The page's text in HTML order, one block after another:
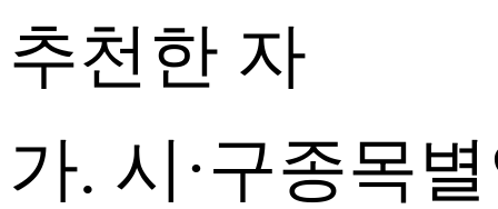
추천한 자
가. 시·구종목